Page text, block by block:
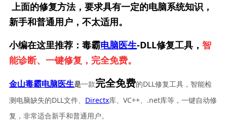
上面的修复方法，要求具有一定的电脑系统知识，
新手和普通用户，不太适用。
小编在这里推荐：毒霸电脑医生-DLL修复工具， 智
能诊断、一键修复，完全免费。
金山毒霸电脑医生是一款完全免费的DLL修复工具，智能检
测电脑缺失的DLL文件、 Directx库、VC++、.net库等，一键自动修
复，非常适合新手和普通用户。